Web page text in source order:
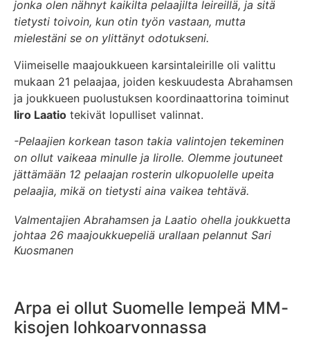
jonka olen nähnyt kaikilta pelaajilta leireillä, ja sitä
tietysti toivoin, kun otin työn vastaan, mutta
mielestäni se on ylittänyt odotukseni.
Viimeiselle maajoukkueen karsintaleirille oli valittu
mukaan 21 pelaajaa, joiden keskuudesta Abrahamsen
ja joukkueen puolustuksen koordinaattorina toiminut
Iiro Laatio tekivät lopulliset valinnat.
-Pelaajien korkean tason takia valintojen tekeminen
on ollut vaikeaa minulle ja Iirolle. Olemme joutuneet
jättämään 12 pelaajan rosterin ulkopuolelle upeita
pelaajia, mikä on tietysti aina vaikea tehtävä.
Valmentajien Abrahamsen ja Laatio ohella joukkuetta
johtaa 26 maajoukkuepeliä urallaan pelannut Sari
Kuosmanen
Arpa ei ollut Suomelle lempeä MM-
kisojen lohkoarvonnassa